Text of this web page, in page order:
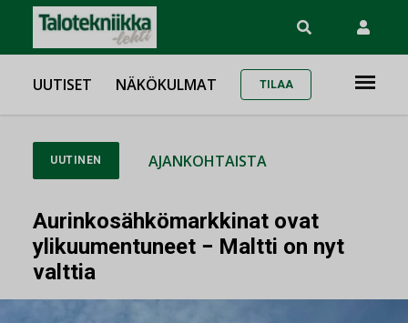
UUTISET NÄKÖKULMAT TILAA
UUTINEN AJANKOHTAISTA
Aurinkosähkömarkkinat ovat
ylikuumentuneet − Maltti on nyt
valttia